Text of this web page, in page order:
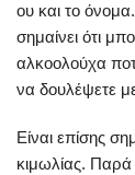
ου και το
σημαίνει ότι
αλκοολούχα
να δουλέψετε
Είναι επίσης
κιμωλίας. Παρά